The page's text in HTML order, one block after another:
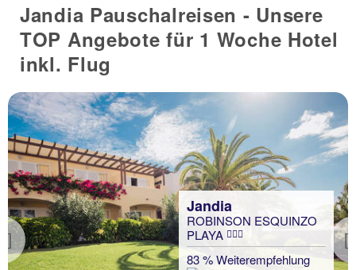
Jandia Pauschalreisen - Unsere
TOP Angebote für 1 Woche Hotel
inkl. Flug
Previous
Jandia
ROBINSON ESQUINZO
PLAYA
83 % Weiterempfehlung